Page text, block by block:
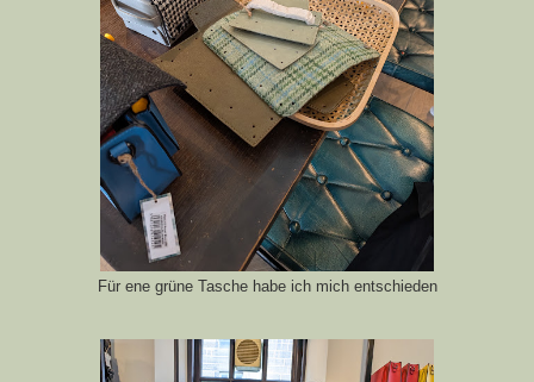
Für ene grüne Tasche habe ich mich entschieden